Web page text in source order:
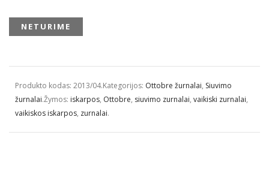
NETURIME
Produkto kodas: 2013/04.Kategorijos: Ottobre žurnalai, Siuvimo
žurnalai.Žymos: iskarpos, Ottobre, siuvimo zurnalai, vaikiski zurnalai,
vaikiskos iskarpos, zurnalai.